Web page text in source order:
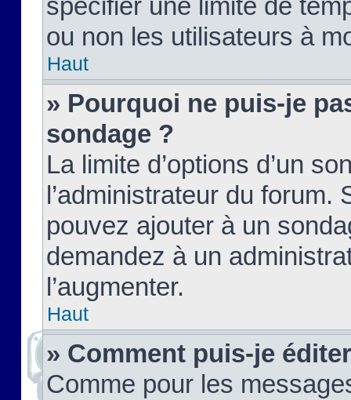
spécifier une limite de
ou non les utilisateurs à
Haut
» Pourquoi ne puis-je
sondage ?
La limite d’options d’un
l’administrateur du forum.
pouvez ajouter à un
demandez à un
l’augmenter.
Haut
» Comment puis-je
Comme pour les